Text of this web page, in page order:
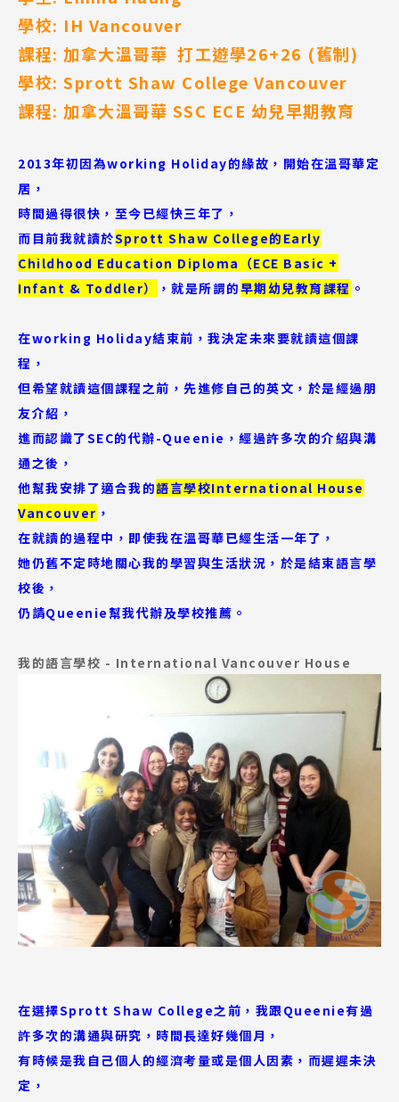
學校: IH Vancouver
課程: 加拿大溫哥華 打工遊學26+26 (舊制)
學校: Sprott Shaw College Vancouver
課程: 加拿大溫哥華 SSC ECE 幼兒早期教育
2013年初因為working Holiday的緣故，開始在溫哥華定
居，
時間過得很快，至今已經快三年了，
而目前我就讀於Sprott Shaw College的Early
Childhood Education Diploma（ECE Basic +
Infant & Toddler）
，就是所謂的早期幼兒教育課程 。
在working Holiday結束前，我決定未來要就讀這個課
程，
但希望就讀這個課程之前，先進修自己的英文，於是經過朋
友介紹，
進而認識了SEC的代辦-Queenie，經過許多次的介紹與溝
通之後，
他幫我安排了適合我的語言學校International House
Vancouver ，
在就讀的過程中，即使我在溫哥華已經生活一年了，
她仍舊不定時地關心我的學習與生活狀況，於是結束語言學
校後，
仍請Queenie幫我代辦及學校推薦。
我的語言學校 - International Vancouver House
在選擇Sprott Shaw College之前，我跟Queenie有過
許多次的溝通與研究，時間長達好幾個月，
有時候是我自己個人的經濟考量或是個人因素，而遲遲未決
定，